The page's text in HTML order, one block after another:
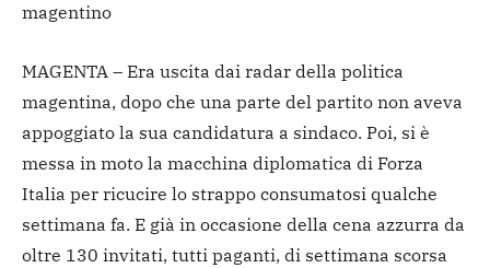
magentino
MAGENTA – Era uscita dai radar della politica
magentina, dopo che una parte del partito non aveva
appoggiato la sua candidatura a sindaco. Poi, si è
messa in moto la macchina diplomatica di Forza
Italia per ricucire lo strappo consumatosi qualche
settimana fa. E già in occasione della cena azzurra da
oltre 130 invitati, tutti paganti, di settimana scorsa